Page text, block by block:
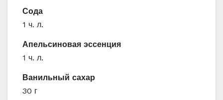
Сода
1 ч. л.
Апельсиновая эссенция
1 ч. л.
Ванильный сахар
30 г